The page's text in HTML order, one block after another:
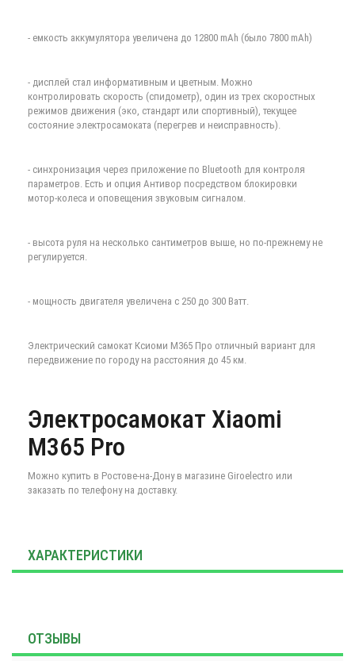
- емкость аккумулятора увеличена до 12800 mAh (было 7800 mAh)
- дисплей стал информативным и цветным. Можно
контролировать скорость (спидометр), один из трех скоростных
режимов движения (эко, стандарт или спортивный), текущее
состояние электросамоката (перегрев и неисправность).
- синхронизация через приложение по Bluetooth для контроля
параметров. Есть и опция Антивор посредством блокировки
мотор-колеса и оповещения звуковым сигналом.
- высота руля на несколько сантиметров выше, но по-прежнему не
регулируется.
- мощность двигателя увеличена с 250 до 300 Ватт.
Электрический самокат Ксиоми М365 Про отличный вариант для
передвижение по городу на расстояния до 45 км.
Электросамокат Xiaomi
M365 Pro
Можно купить в Ростове-на-Дону в магазине Giroelectro или
заказать по телефону на доставку.
ХАРАКТЕРИСТИКИ
ОТЗЫВЫ